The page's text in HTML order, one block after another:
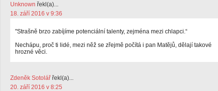
Unknown řekl(a)...
18. září 2016 v 9:36
"Strašně brzo zabíjíme potenciální talenty, zejména mezi chlapci.“
Nechápu, proč ti lidé, mezi něž se zřejmě počítá i pan Matějů, dělají takové
hrozné věci.
Zdeněk Sotolář řekl(a)...
20. září 2016 v 8:25